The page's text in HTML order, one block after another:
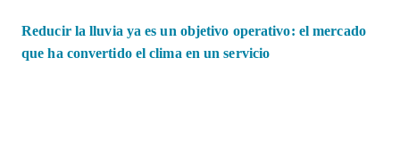
Reducir la lluvia ya es un objetivo operativo: el mercado
que ha convertido el clima en un servicio